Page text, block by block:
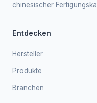
chinesischer
Entdecken
Hersteller
Produkte
Branchen